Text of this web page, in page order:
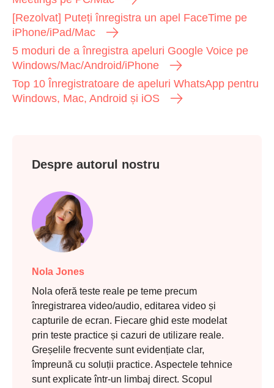
[Rezolvat] Puteți înregistra un apel FaceTime pe
iPhone/iPad/Mac
5 moduri de a înregistra apeluri Google Voice pe
Windows/Mac/Android/iPhone
Top 10 Înregistratoare de apeluri WhatsApp pentru
Windows, Mac, Android și iOS
Despre autorul nostru
Nola Jones
Nola oferă teste reale pe teme precum
înregistrarea video/audio, editarea video și
capturile de ecran. Fiecare ghid este modelat
prin teste practice și cazuri de utilizare reale.
Greșelile frecvente sunt evidențiate clar,
împreună cu soluții practice. Aspectele tehnice
sunt explicate într-un limbaj direct. Scopul